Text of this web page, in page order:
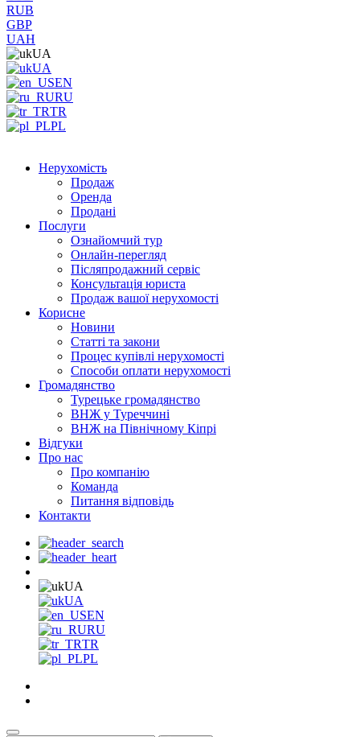
RUB
GBP
UAH
UA
UA
EN
RU
TR
PL
Нерухомість
Продаж
Оренда
Продані
Послуги
Ознайомчий тур
Онлайн-перегляд
Післяпродажний сервіс
Консультація юриста
Продаж вашої нерухомості
Корисне
Новини
Статті та закони
Процес купівлі нерухомості
Способи оплати нерухомості
Громадянство
Турецьке громадянство
ВНЖ у Туреччині
ВНЖ на Північному Кіпрі
Відгуки
Про нас
Про компанію
Команда
Питання відповідь
Контакти
UA
UA
EN
RU
TR
PL